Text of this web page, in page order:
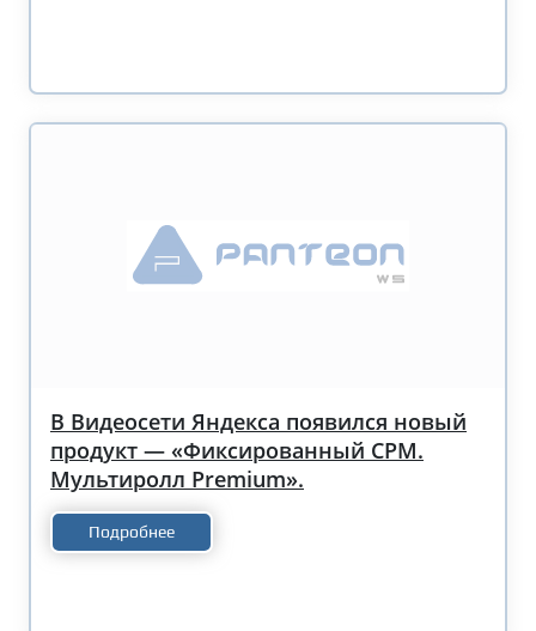
В Видеосети Яндекса появился новый
продукт — «Фиксированный CPM.
Мультиролл Premium».
Подробнее